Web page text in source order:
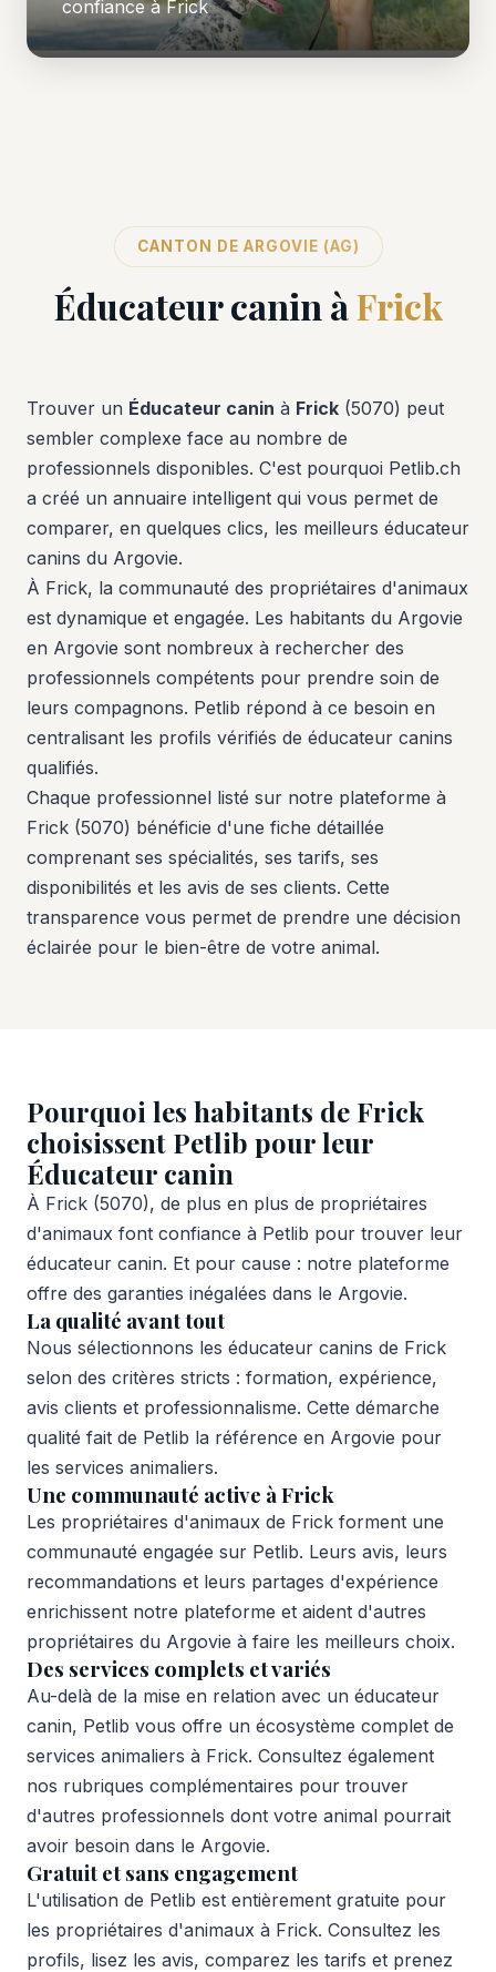
confiance à Frick
CANTON DE ARGOVIE (AG)
Éducateur canin à Frick
Trouver un Éducateur canin à Frick (5070) peut
sembler complexe face au nombre de
professionnels disponibles. C'est pourquoi Petlib.ch
a créé un annuaire intelligent qui vous permet de
comparer, en quelques clics, les meilleurs éducateur
canins du Argovie.
À Frick, la communauté des propriétaires d'animaux
est dynamique et engagée. Les habitants du Argovie
en Argovie sont nombreux à rechercher des
professionnels compétents pour prendre soin de
leurs compagnons. Petlib répond à ce besoin en
centralisant les profils vérifiés de éducateur canins
qualifiés.
Chaque professionnel listé sur notre plateforme à
Frick (5070) bénéficie d'une fiche détaillée
comprenant ses spécialités, ses tarifs, ses
disponibilités et les avis de ses clients. Cette
transparence vous permet de prendre une décision
éclairée pour le bien-être de votre animal.
Pourquoi les habitants de Frick
choisissent Petlib pour leur
Éducateur canin
À Frick (5070), de plus en plus de propriétaires
d'animaux font confiance à Petlib pour trouver leur
éducateur canin. Et pour cause : notre plateforme
offre des garanties inégalées dans le Argovie.
La qualité avant tout
Nous sélectionnons les éducateur canins de Frick
selon des critères stricts : formation, expérience,
avis clients et professionnalisme. Cette démarche
qualité fait de Petlib la référence en Argovie pour
les services animaliers.
Une communauté active à Frick
Les propriétaires d'animaux de Frick forment une
communauté engagée sur Petlib. Leurs avis, leurs
recommandations et leurs partages d'expérience
enrichissent notre plateforme et aident d'autres
propriétaires du Argovie à faire les meilleurs choix.
Des services complets et variés
Au-delà de la mise en relation avec un éducateur
canin, Petlib vous offre un écosystème complet de
services animaliers à Frick. Consultez également
nos rubriques complémentaires pour trouver
d'autres professionnels dont votre animal pourrait
avoir besoin dans le Argovie.
Gratuit et sans engagement
L'utilisation de Petlib est entièrement gratuite pour
les propriétaires d'animaux à Frick. Consultez les
profils, lisez les avis, comparez les tarifs et prenez